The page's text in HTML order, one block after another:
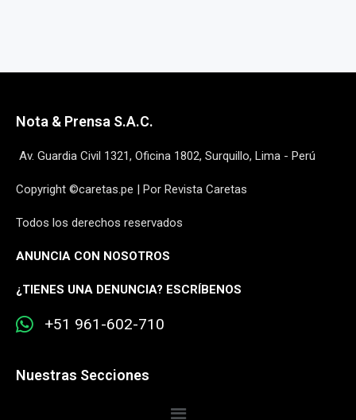
Nota & Prensa S.A.C.
Av. Guardia Civil 1321, Oficina 1802, Surquillo, Lima - Perú
Copyright ©caretas.pe | Por Revista Caretas
Todos los derechos reservados
ANUNCIA CON NOSOTROS
¿TIENES UNA DENUNCIA? ESCRÍBENOS
+51 961-602-710
Nuestras Secciones